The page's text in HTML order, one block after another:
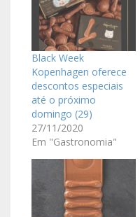
Black Week
Kopenhagen oferece
descontos especiais
até o próximo
domingo (29)
27/11/2020
Em "Gastronomia"